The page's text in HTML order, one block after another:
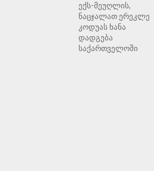
ექს-მეუღლის,
ნაცჯალათ ერეკლე
კოდუას ხანა
დადგება
საქართველოში